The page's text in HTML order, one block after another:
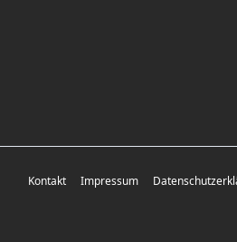
Kontakt Impressum